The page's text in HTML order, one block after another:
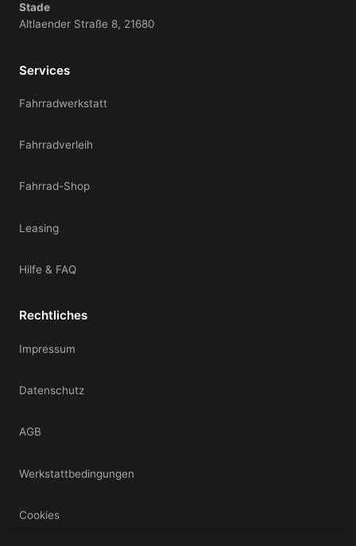
Stade
Altlaender Straße 8, 21680
Services
Fahrradwerkstatt
Fahrradverleih
Fahrrad-Shop
Leasing
Hilfe & FAQ
Rechtliches
Impressum
Datenschutz
AGB
Werkstattbedingungen
Cookies